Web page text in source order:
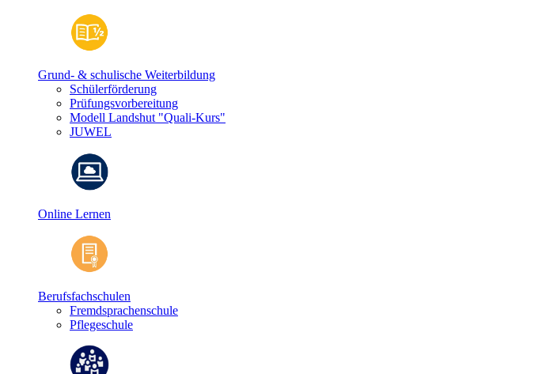
Grund- & schulische Weiterbildung
Schülerförderung
Prüfungsvorbereitung
Modell Landshut "Quali-Kurs"
JUWEL
Online Lernen
Berufsfachschulen
Fremdsprachenschule
Pflegeschule